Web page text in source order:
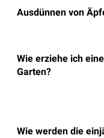
Ausdünnen von
Wie erziehe ich
Garten?
Wie werden die